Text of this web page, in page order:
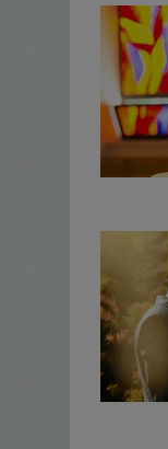
3 Pakiet
zdjęć
w
4 Pakiet
zdjęć